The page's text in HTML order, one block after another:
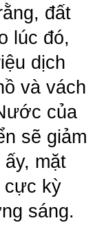
đất
lúc đó,
dịch
và vách
của
sẽ giảm
mặt
cực kỳ
sáng.